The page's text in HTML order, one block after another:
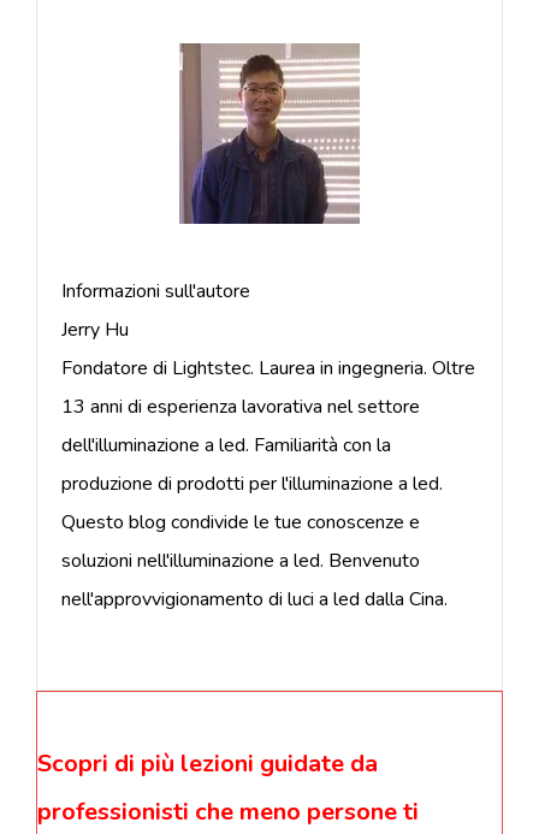
Informazioni sull'autore
Jerry Hu
Fondatore di Lightstec. Laurea in ingegneria. Oltre
13 anni di esperienza lavorativa nel settore
dell'illuminazione a led. Familiarità con la
produzione di prodotti per l'illuminazione a led.
Questo blog condivide le tue conoscenze e
soluzioni nell'illuminazione a led. Benvenuto
nell'approvvigionamento di luci a led dalla Cina.
Scopri di più lezioni guidate da
professionisti che meno persone ti